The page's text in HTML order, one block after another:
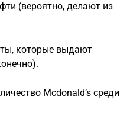
(вероятно, делают из
которые выдают
Mcdonald’s среди